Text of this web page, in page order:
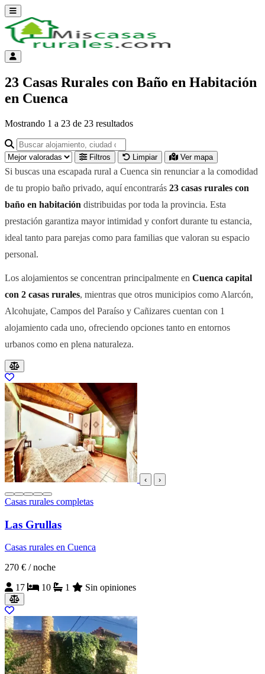
Abrir menú
Menú de cuenta
23 Casas Rurales con Baño en Habitación
en Cuenca
Mostrando 1 a 23 de 23 resultados
Buscar alojamiento, ciudad o provincia para ir a su página
Filtros Limpiar Ver mapa
Si buscas una escapada rural a Cuenca sin renunciar a la comodidad
de tu propio baño privado, aquí encontrarás 23 casas rurales con
baño en habitación distribuidas por toda la provincia. Esta
prestación garantiza mayor intimidad y confort durante tu estancia,
ideal tanto para parejas como para familias que valoran su espacio
personal.
Los alojamientos se concentran principalmente en Cuenca capital
con 2 casas rurales, mientras que otros municipios como Alarcón,
Alcohujate, Campos del Paraíso y Cañizares cuentan con 1
alojamiento cada uno, ofreciendo opciones tanto en entornos
urbanos como en plena naturaleza.
Resultados del listado
‹ ›
Casas rurales completas
Las Grullas
Casas rurales en Cuenca
270 € / noche
17
10 1 Sin opiniones